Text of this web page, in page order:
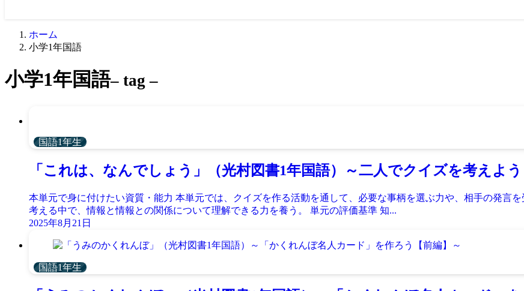
ホーム
小学1年国語
小学1年国語– tag –
国語1年生
「これは、なんでしょう」（光村図書1年国語）～二人でクイズを考えよう
本単元で身に付けたい資質・能力 本単元では、クイズを作る活動を通して、必要な事柄を選ぶ力や、相手の発言
考える中で、情報と情報との関係について理解できる力を養う。 単元の評価基準 知...
2025年8月21日
国語1年生